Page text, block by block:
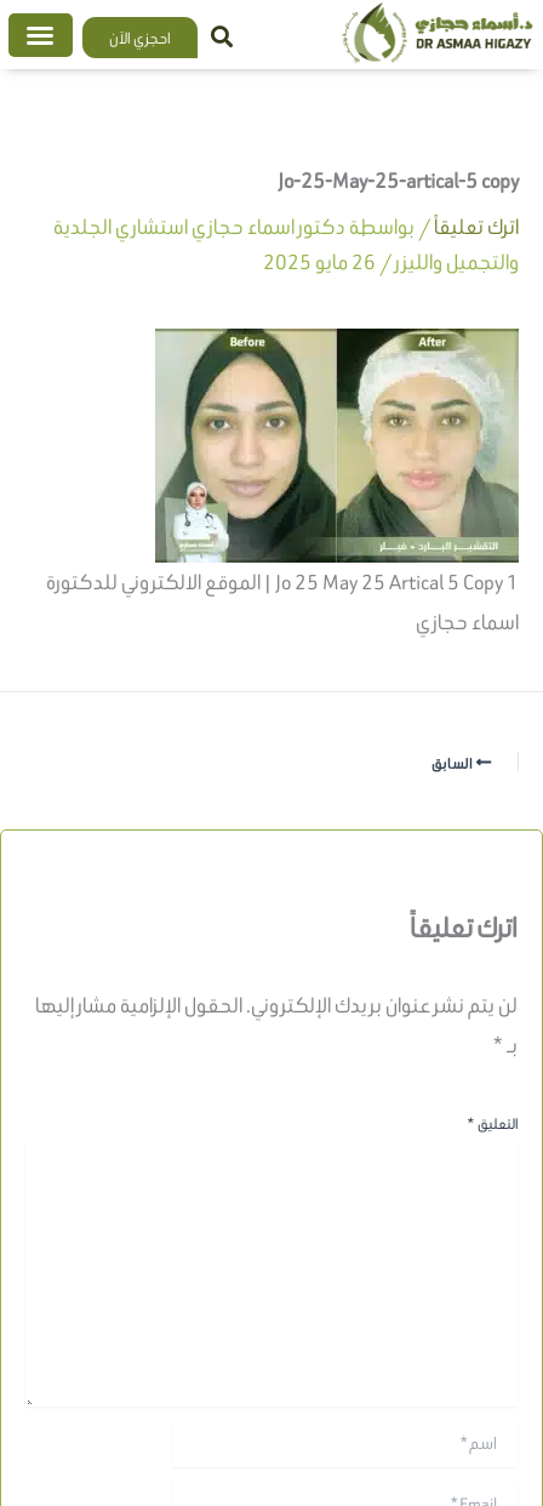
تخطي
إلى
احجزي الآن
Jo-25-May-25-artical-5 copy
اترك تعليقاً/ بواسطة دكتور اسماء حجازي استشاري الجلدية
والتجميل والليزر/ 26 مايو 2025
Jo 25 May 25 Artical 5 Copy 1 | الموقع الالكتروني للدكتورة
اسماء حجازي
السابق
اترك تعليقاً
لن يتم نشر عنوان بريدك الإلكتروني.الحقول الإلزامية مشار إليها
بـ*
التعليق*